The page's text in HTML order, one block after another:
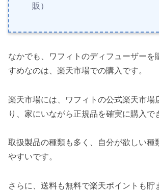
販）
なかでも、ワフィトのディフューザーを
すめなのは、楽天市場での購入です。
楽天市場には、ワフィトの公式楽天市場
り、家にいながら正規品を確実に購入で
取扱製品の種類も多く、自分が欲しい種
やすいです。
さらに、送料も無料で楽天ポイントも貯